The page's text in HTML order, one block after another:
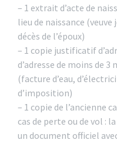
– 1 extrait d’acte de
lieu de naissance (veuve
décès de l’époux)
– 1 copie justificatif
d’adresse de moins de
(facture d’eau,
d’imposition)
– 1 copie de l’ancienne
cas de perte ou de vol :
un document officiel